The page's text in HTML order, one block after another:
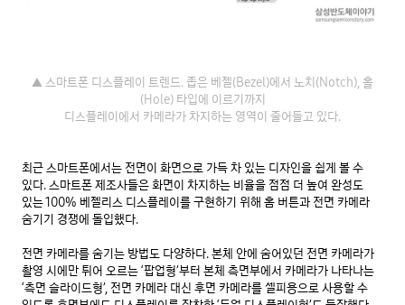
▲ 스마트폰 디스플레이 트렌드. 좁은 베젤(Bezel)에서 노치(Notch), 홀
(Hole) 타입에 이르기까지
디스플레이에서 카메라가 차지하는 영역이 줄어들고 있다.
최근 스마트폰에서는 전면이 화면으로 가득 차 있는 디자인을 쉽게 볼 수
있다. 스마트폰 제조사들은 화면이 차지하는 비율을 점점 더 높여 완성도
있는 100% 베젤리스 디스플레이를 구현하기 위해 홈 버튼과 전면 카메라
숨기기 경쟁에 돌입했다.
전면 카메라를 숨기는 방법도 다양하다. 본체 안에 숨어있던 전면 카메라가
촬영 시에만 튀어 오르는 ‘팝업형’부터 본체 측면부에서 카메라가 나타나는
‘측면 슬라이드형’, 전면 카메라 대신 후면 카메라를 셀피용으로 사용할 수